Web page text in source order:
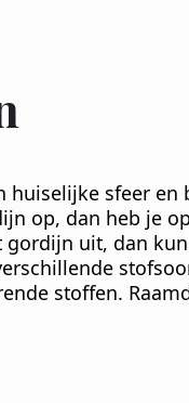
huiselijke sfeer en
op, dan heb je
uit, dan
stoffen.